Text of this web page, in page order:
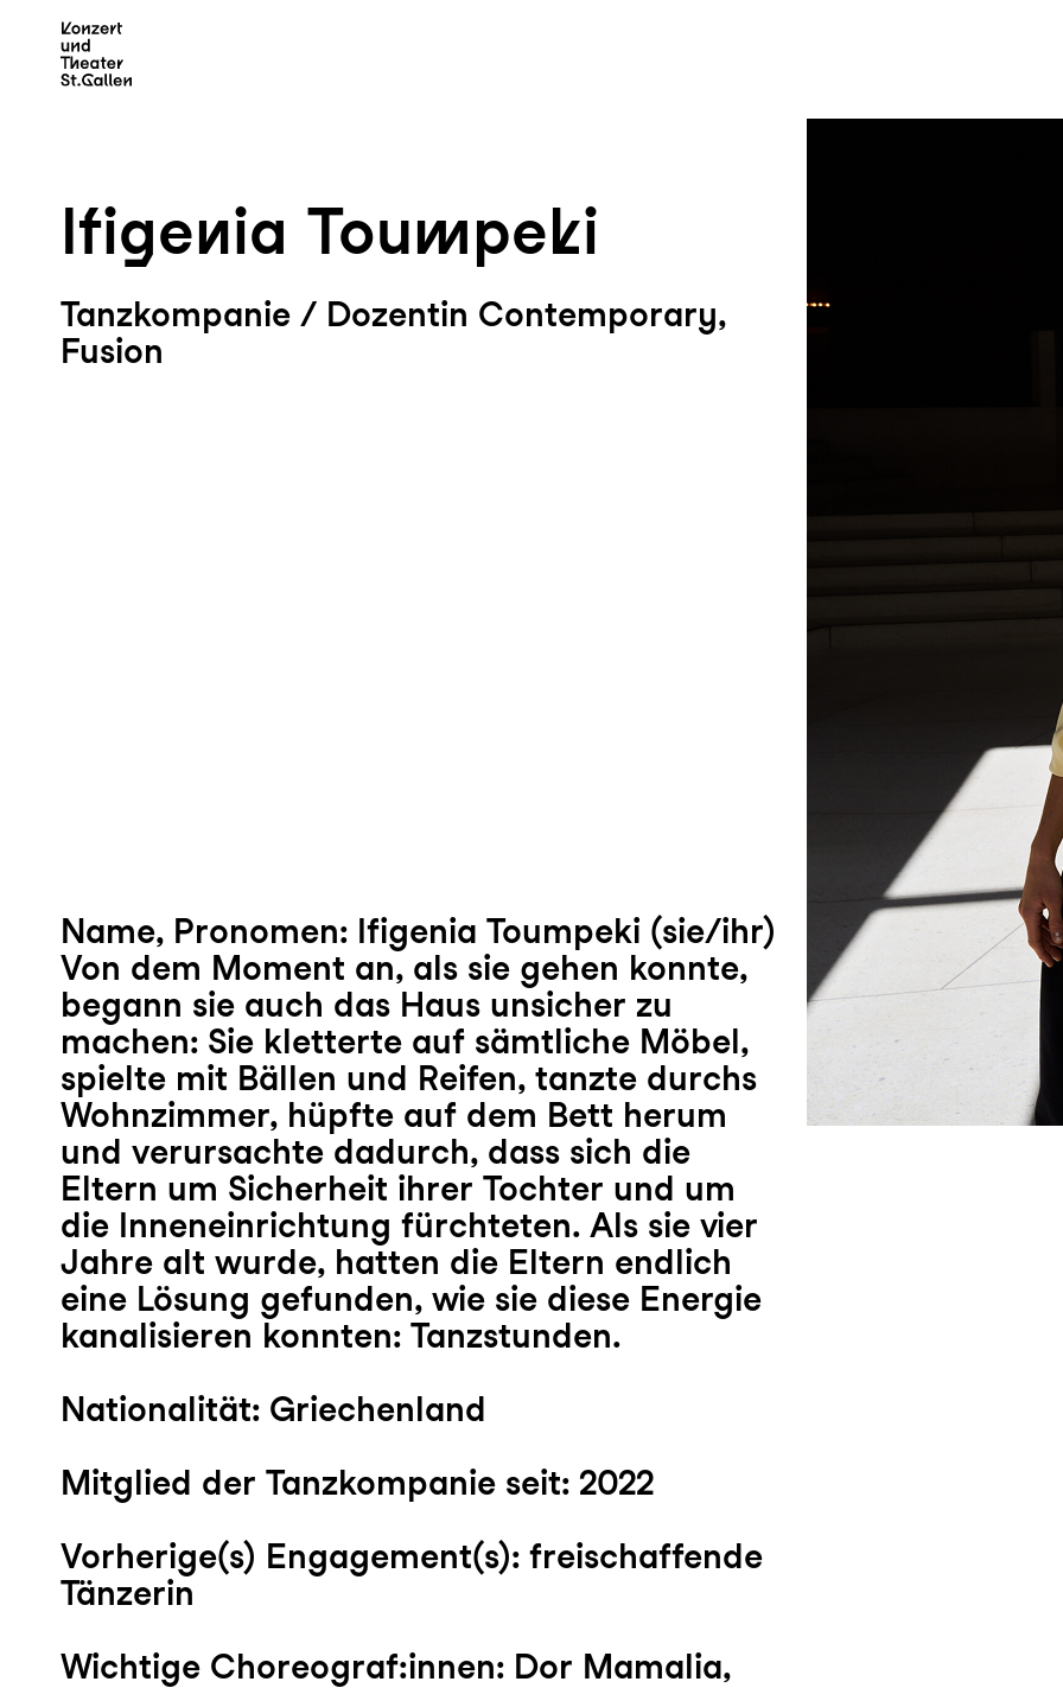
Ifigenia Toumpeki
Tanzkompanie / Dozentin Contemporary,
Fusion
Name, Pronomen: Ifigenia Toumpeki (sie/ihr)
Von dem Moment an, als sie gehen konnte,
begann sie auch das Haus unsicher zu
machen: Sie kletterte auf sämtliche Möbel,
spielte mit Bällen und Reifen, tanzte durchs
Wohnzimmer, hüpfte auf dem Bett herum
und verursachte dadurch, dass sich die
Eltern um Sicherheit ihrer Tochter und um
die Inneneinrichtung fürchteten. Als sie vier
Jahre alt wurde, hatten die Eltern endlich
eine Lösung gefunden, wie sie diese Energie
kanalisieren konnten: Tanzstunden.
Nationalität: Griechenland
Mitglied der Tanzkompanie seit: 2022
Vorherige(s) Engagement(s): freischaffende
Tänzerin
Wichtige Choreograf:innen: Dor Mamalia,